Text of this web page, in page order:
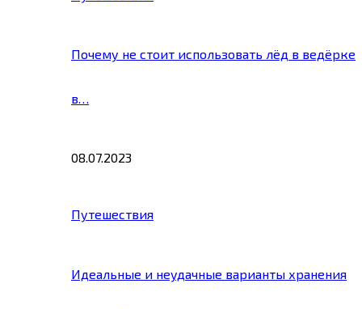
Почему не стоит использовать лёд в ведёрке
в…
08.07.2023
Путешествия
Идеальные и неудачные варианты хранения